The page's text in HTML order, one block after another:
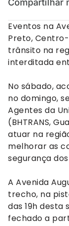
Eventos na
Preto,
trânsito na
interditada
No sábado,
no domingo,
Agentes da
(BHTRANS,
atuar na
melhorar as
segurança
A Avenida
trecho, na
das 19h
fechado a